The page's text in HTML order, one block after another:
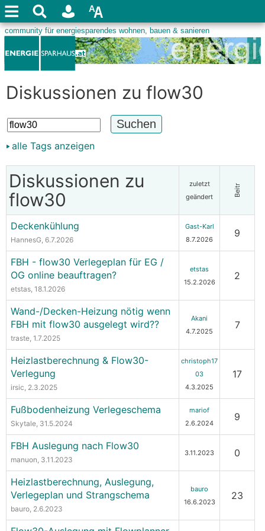
Diskussionen zu flow30
alle Tags anzeigen
Diskussionen zu
flow30
zuletzt
geändert
Beitr
Deckenkühlung
HannesG, 6.7.2026
Gast-Karl
8.7.2026
9
FBH - flow30 Verlegeplan für EG /
OG online beauftragen?
etstas, 18.1.2026
etstas
15.2.2026
2
Wand-/Decken-Heizung nötig wenn
FBH mit flow30 ausgelegt wird??
traste, 1.7.2025
Akani
4.7.2025
7
Heizlastberechnung & Flow30-
Verlegung
irsic, 2.3.2025
christoph17
03
4.3.2025
17
Fußbodenheizung Verlegeschema
Skytale, 31.5.2024
mariof
2.6.2024
9
FBH Auslegung nach Flow30
manuon, 3.11.2023
3.11.2023 0
Heizlastberechnung, Auslegung,
Verlegeplan und Strangschema
bauro, 2.6.2023
bauro
16.6.2023
23